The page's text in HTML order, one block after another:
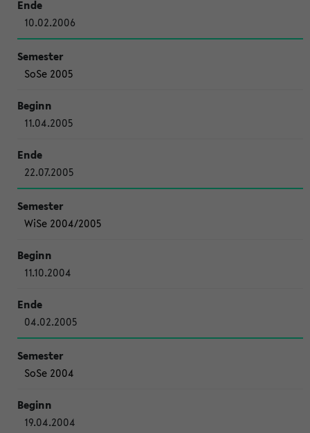
10.02.2006
SoSe 2005
11.04.2005
22.07.2005
WiSe 2004/2005
11.10.2004
04.02.2005
SoSe 2004
19.04.2004